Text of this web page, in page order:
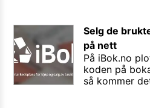
noen i
bil noen timer
Selg de
på nett
På iBok.no
koden på
så kommer